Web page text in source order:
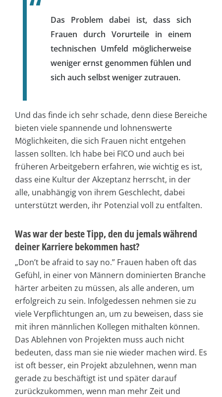
Das Problem dabei ist, dass sich
Frauen durch Vorurteile in einem
technischen Umfeld möglicherweise
weniger ernst genommen fühlen und
sich auch selbst weniger zutrauen.
Und das finde ich sehr schade, denn diese Bereiche
bieten viele spannende und lohnenswerte
Möglichkeiten, die sich Frauen nicht entgehen
lassen sollten. Ich habe bei FICO und auch bei
früheren Arbeitgebern erfahren, wie wichtig es ist,
dass eine Kultur der Akzeptanz herrscht, in der
alle, unabhängig von ihrem Geschlecht, dabei
unterstützt werden, ihr Potenzial voll zu entfalten.
Was war der beste Tipp, den du jemals während
deiner Karriere bekommen hast?
„Don’t be afraid to say no.” Frauen haben oft das
Gefühl, in einer von Männern dominierten Branche
härter arbeiten zu müssen, als alle anderen, um
erfolgreich zu sein. Infolgedessen nehmen sie zu
viele Verpflichtungen an, um zu beweisen, dass sie
mit ihren männlichen Kollegen mithalten können.
Das Ablehnen von Projekten muss auch nicht
bedeuten, dass man sie nie wieder machen wird. Es
ist oft besser, ein Projekt abzulehnen, wenn man
gerade zu beschäftigt ist und später darauf
zurückzukommen, wenn man mehr Zeit und